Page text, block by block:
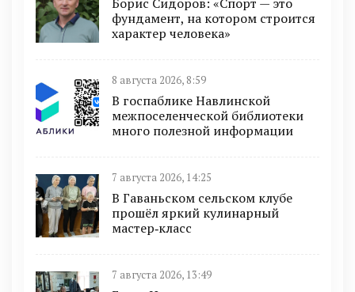
фундамент, на котором строится
характер человека»
8 августа 2026, 8:59
В госпаблике Навлинской
межпоселенческой библиотеки
много полезной информации
7 августа 2026, 14:25
В Гаваньском сельском клубе
прошёл яркий кулинарный
мастер‑класс
7 августа 2026, 13:49